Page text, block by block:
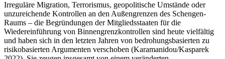
Irreguläre Migration, Terrorismus, geopolitische Umstände oder
unzureichende Kontrollen an den Außengrenzen des Schengen-
Raums – die Begründungen der Mitgliedsstaaten für die
Wiedereinführung von Binnengrenzkontrollen sind heute vielfältig
und haben sich in den letzten Jahren von bedrohungsbasierten zu
risikobasierten Argumenten verschoben (Karamanidou/Kasparek